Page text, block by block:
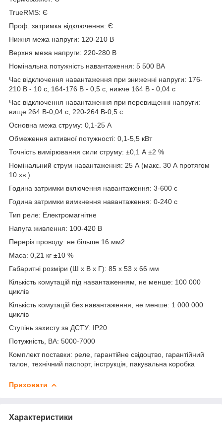
TrueRMS: Є
Проф. затримка відключення: Є
Нижня межа напруги: 120-210 В
Верхня межа напруги: 220-280 В
Номінальна потужність навантаження: 5 500 ВА
Час відключення навантаження при зниженні напруги: 176-
210 В - 10 с, 164-176 В - 0,5 с, нижче 164 В - 0,04 с
Час відключення навантаження при перевищенні напруги:
вище 264 В-0,04 с, 220-264 В-0,5 с
Основна межа струму: 0,1-25 А
Обмеження активної потужності: 0,1-5,5 кВт
Точність вимірювання сили струму: ±0,1 А ±2 %
Номінальний струм навантаження: 25 А (макс. 30 А протягом
10 хв.)
Година затримки включення навантаження: 3-600 с
Година затримки вимкнення навантаження: 0-240 с
Тип реле: Електромагнітне
Напуга живлення: 100-420 В
Переріз проводу: не більше 16 мм2
Маса: 0,21 кг ±10 %
Габаритні розміри (Ш х В х Г): 85 х 53 х 66 мм
Кількість комутацій під навантаженням, не менше: 100 000
циклів
Кількість комутацій без навантаження, не менше: 1 000 000
циклів
Ступінь захисту за ДСТУ: ІР20
Потужність, ВА: 5000-7000
Комплект поставки: реле, гарантійне свідоцтво, гарантійний
талон, технічний паспорт, інструкція, пакувальна коробка
Приховати
Характеристики